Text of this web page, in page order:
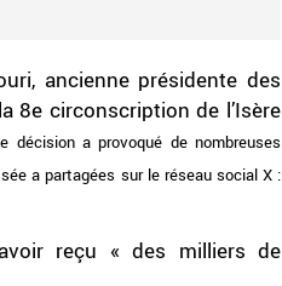
ancienne présidente des
8e circonscription de l’Isère
décision a provoqué de nombreuses
a partagées sur le réseau social X :
reçu « des milliers de